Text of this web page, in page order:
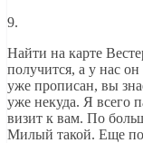
9.
Найти на карте
получится, а у нас
уже прописан, вы
уже некуда. Я всего
визит к вам. По
Милый такой. Еще